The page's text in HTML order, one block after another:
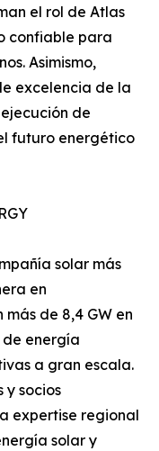
el rol de Atlas
confiable para
Asimismo,
excelencia de la
de
futuro energético
solar más
en
de 8,4 GW en
de energía
a gran escala.
y socios
expertise regional
solar y